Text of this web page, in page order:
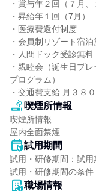
・賞与年２回（７月、
・昇給年１回（7月）
・医療費還付制度
・会員制リゾート宿
・人間ドック受診無料
・親睦会（誕生日プ
プログラム）
・交通費支給 月３８
喫煙所情報
喫煙所情報
屋内全面禁煙
試用期間
試用・研修期間：試
職場情報